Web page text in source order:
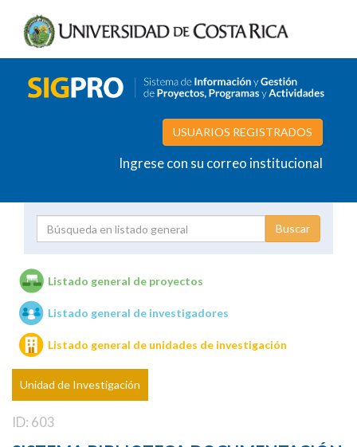
USUARIOS REGISTRADOS
Ingrese con su correo institucional
Unidades de investigación
Listado general de proyectos
Listado general de investigadores
Listado general de unidades de investigación
Unidad de Investigación
ID: 603